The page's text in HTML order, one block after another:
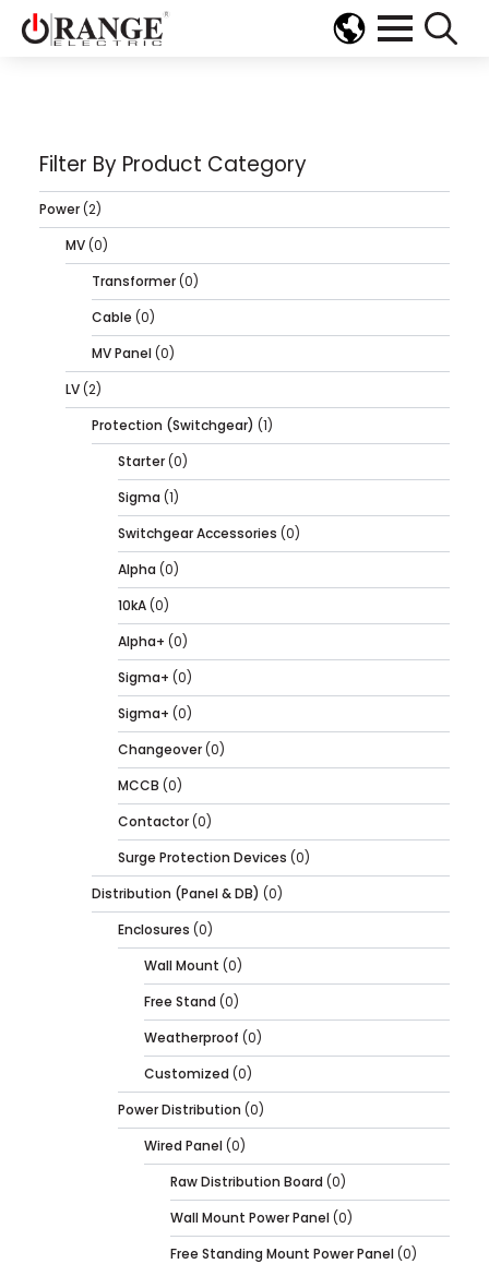
Filter By Product Category
Power(2)
MV(0)
Transformer(0)
Cable (0)
MV Panel(0)
LV(2)
Protection (Switchgear) (1)
Starter(0)
Sigma (1)
Switchgear Accessories (0)
Alpha (0)
10kA(0)
Alpha+ (0)
Sigma+ (0)
Sigma+ (0)
Changeover(0)
MCCB (0)
Contactor(0)
Surge Protection Devices (0)
Distribution (Panel & DB) (0)
Enclosures (0)
Wall Mount (0)
Free Stand (0)
Weatherproof (0)
Customized (0)
Power Distribution (0)
Wired Panel(0)
Raw Distribution Board (0)
Wall Mount Power Panel(0)
Free Standing Mount Power Panel(0)